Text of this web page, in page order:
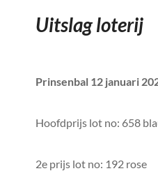
Uitslag loterij
Prinsenbal 12 januari
Hoofdprijs lot no: 658
2e prijs lot no: 192 rose